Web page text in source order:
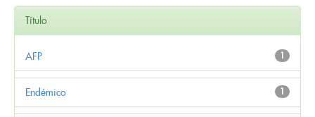
Título
1
AFP
1
Endémico